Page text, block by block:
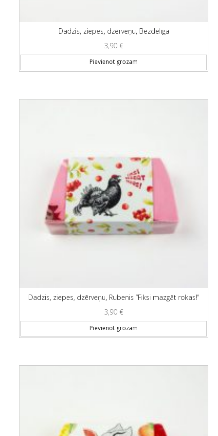
Dadzis, ziepes, dzērveņu, Bezdelīga
3,90 €
Pievienot grozam
Dadzis, ziepes, dzērveņu, Rubenis “Fiksi mazgāt rokas!”
3,90 €
Pievienot grozam